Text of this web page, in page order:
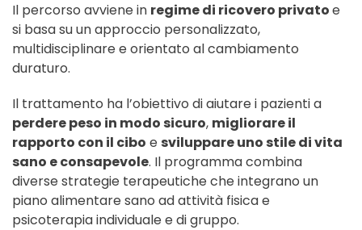
Il percorso avviene in regime di ricovero privatoe
si basa su un approccio personalizzato,
multidisciplinare e orientato al cambiamento
duraturo.
Il trattamento ha l’obiettivo di aiutare i pazienti a
perdere peso in modo sicuro, migliorare il
rapporto con il cibo e sviluppare uno stile di vita
sano e consapevole. Il programma combina
diverse strategie terapeutiche che integrano un
piano alimentare sano ad attività fisica e
psicoterapia individuale e di gruppo.